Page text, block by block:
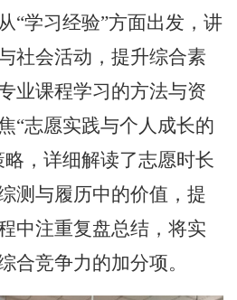
“学习经验”方面出发，讲
社会活动，提升综合素
业课程学习的方法与资
“志愿实践与个人成长的
，详细解读了志愿时长
测与履历中的价值，提
中注重复盘总结，将实
合竞争力的加分项。